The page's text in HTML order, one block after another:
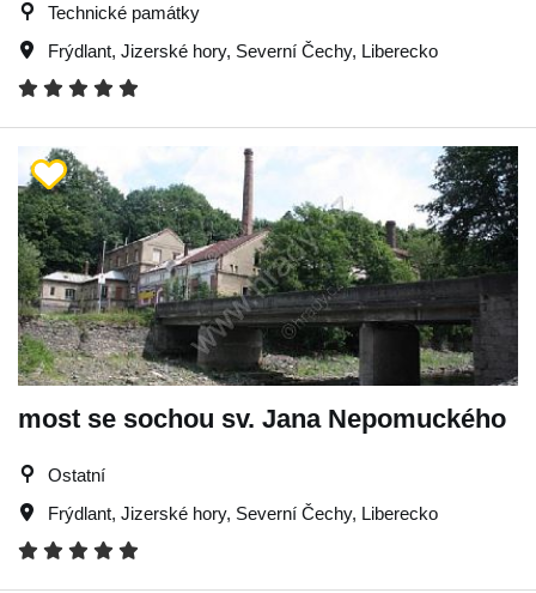
Technické památky
Frýdlant, Jizerské hory, Severní Čechy, Liberecko
most se sochou sv. Jana Nepomuckého
Ostatní
Frýdlant, Jizerské hory, Severní Čechy, Liberecko